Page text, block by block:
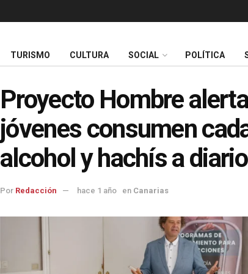
TURISMO CULTURA SOCIAL POLÍTICA
Proyecto Hombre
jóvenes consumen
alcohol y hachís a diario
Por Redacción hace 1 año en Canarias